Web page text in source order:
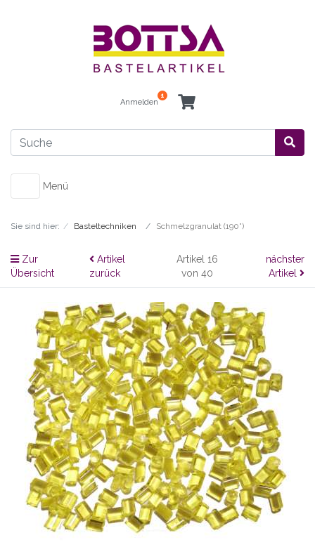
Anmelden
1
Menü
Sie sind hier: Basteltechniken Schmelzgranulat (190°)
Zur
Übersicht
Artikel
zurück
Artikel 16
von 40
nächster
Artikel